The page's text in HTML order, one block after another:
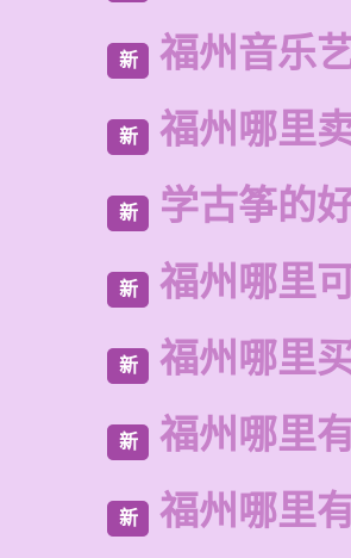
新 福州音乐
新 福州哪里
新 学古筝的
新 福州哪里
新 福州哪里
新 福州哪里
新 福州哪里